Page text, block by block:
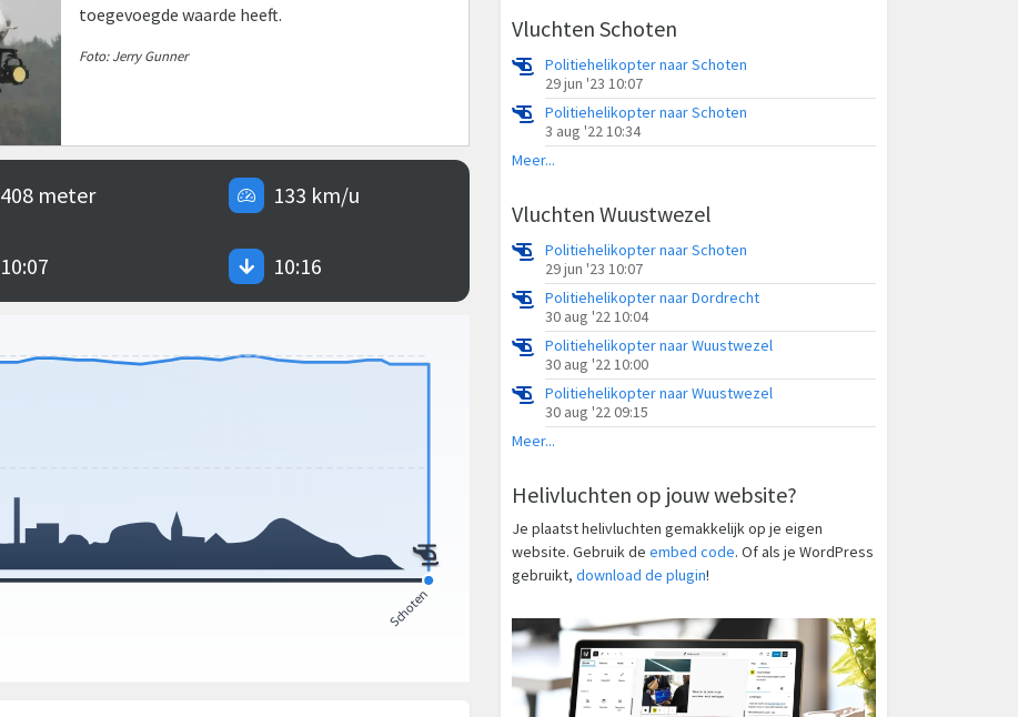
toegevoegde waarde heeft.
Foto: Jerry Gunner
408 meter 133 km/u
10:07 10:16
Vluchten Schoten
Politiehelikopter naar Schoten
29 jun '23 10:07
Politiehelikopter naar Schoten
3 aug '22 10:34
Meer...
Vluchten Wuustwezel
Politiehelikopter naar Schoten
29 jun '23 10:07
Politiehelikopter naar Dordrecht
30 aug '22 10:04
Politiehelikopter naar Wuustwezel
30 aug '22 10:00
Politiehelikopter naar Wuustwezel
30 aug '22 09:15
Meer...
Helivluchten op jouw website?
Je plaatst helivluchten gemakkelijk op je eigen
website. Gebruik de embed code. Of als je WordPress
gebruikt, download de plugin!